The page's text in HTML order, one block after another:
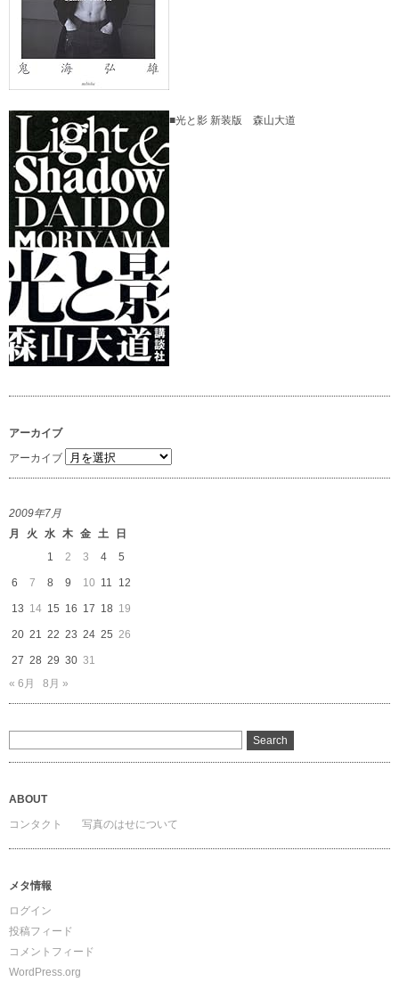
■光と影 新装版 森山大道
アーカイブ
アーカイブ
2009年7月
月
火 水 木 金 土
日
1
2 3 4 5
6 7 8 9 10 11 12
13 14 15 16 17 18 19
20 21 22 23 24 25 26
27 28 29 30 31
« 6月
8月 »
ABOUT
コンタクト
写真のはせについて
メタ情報
ログイン
投稿フィード
コメントフィード
WordPress.org